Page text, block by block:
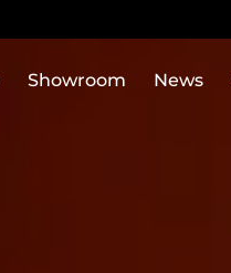
Showroom News